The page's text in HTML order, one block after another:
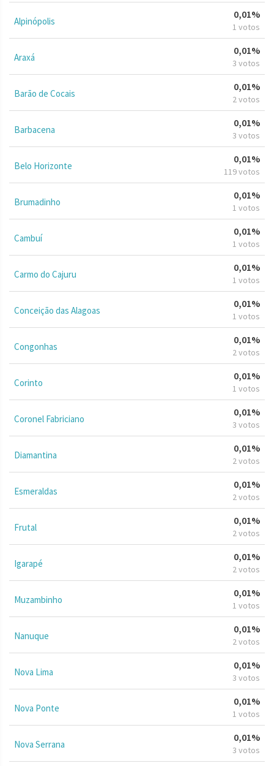
Alpinópolis
0,01%
1 votos
Araxá
0,01%
3 votos
Barão de Cocais
0,01%
2 votos
Barbacena
0,01%
3 votos
Belo Horizonte
0,01%
119 votos
Brumadinho
0,01%
1 votos
Cambuí
0,01%
1 votos
Carmo do Cajuru
0,01%
1 votos
Conceição das Alagoas
0,01%
1 votos
Congonhas
0,01%
2 votos
Corinto
0,01%
1 votos
Coronel Fabriciano
0,01%
3 votos
Diamantina
0,01%
2 votos
Esmeraldas
0,01%
2 votos
Frutal
0,01%
2 votos
Igarapé
0,01%
2 votos
Muzambinho
0,01%
1 votos
Nanuque
0,01%
2 votos
Nova Lima
0,01%
3 votos
Nova Ponte
0,01%
1 votos
Nova Serrana
0,01%
3 votos